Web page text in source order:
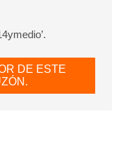
DE ESTE